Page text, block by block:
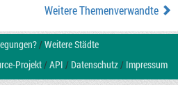
Weitere Themenverwandte
/Weitere Städte
Projekt/API / Datenschutz/ Impressum